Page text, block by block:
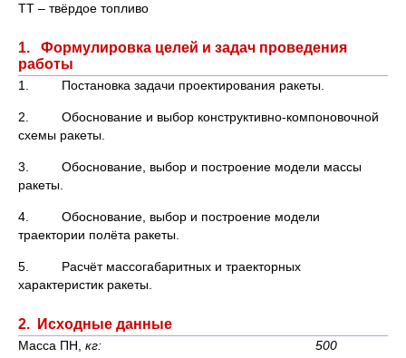
ТТ – твёрдое топливо
1. Формулировка целей и задач проведения
работы
1. Постановка задачи проектирования ракеты.
2. Обоснование и выбор конструктивно-компоновочной
схемы ракеты.
3. Обоснование, выбор и построение модели массы
ракеты.
4. Обоснование, выбор и построение модели
траектории полёта ракеты.
5. Расчёт массогабаритных и траекторных
характеристик ракеты.
2. Исходные данные
Масса ПН, кг: 500